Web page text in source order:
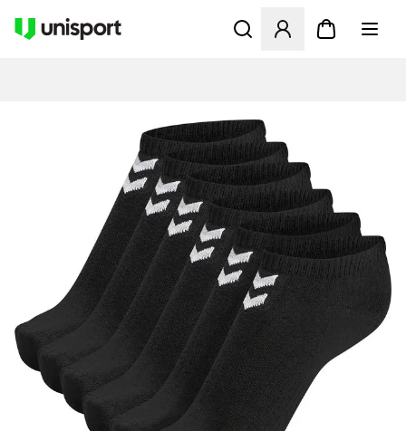
Åbner en Modal til at